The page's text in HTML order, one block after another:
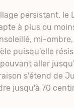
persistant, le
à plus ou
mi-ombre,
puisqu'elle
aller
s'étend de
jusqu'à 70